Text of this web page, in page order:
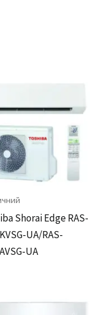
Shorai Edge RAS-
UA/RAS-
UA